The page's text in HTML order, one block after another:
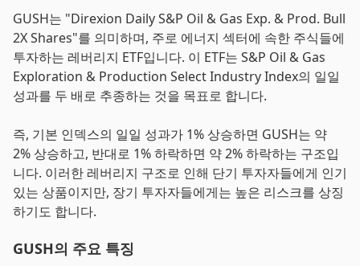
GUSH는 "Direxion Daily S&P Oil & Gas Exp. & Prod. Bull
2X Shares"를 의미하며, 주로 에너지 섹터에 속한 주식들에
투자하는 레버리지 ETF입니다. 이 ETF는 S&P Oil & Gas
Exploration & Production Select Industry Index의 일일
성과를 두 배로 추종하는 것을 목표로 합니다.
즉, 기본 인덱스의 일일 성과가 1% 상승하면 GUSH는 약
2% 상승하고, 반대로 1% 하락하면 약 2% 하락하는 구조입
니다. 이러한 레버리지 구조로 인해 단기 투자자들에게 인기
있는 상품이지만, 장기 투자자들에게는 높은 리스크를 상징
하기도 합니다.
GUSH의 주요 특징